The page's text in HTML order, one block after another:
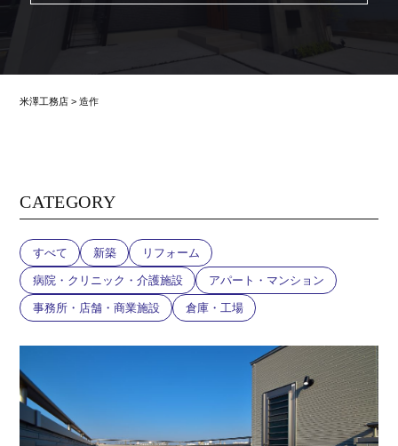
米澤工務店 >造作
CATEGORY
すべて 新築 リフォーム
病院・クリニック・介護施設 アパート・マンション
事務所・店舗・商業施設 倉庫・工場